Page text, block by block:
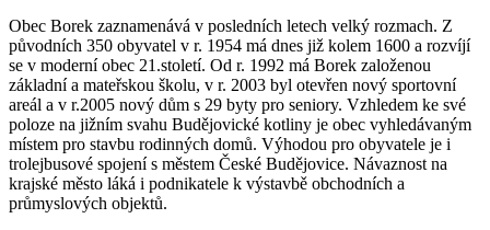
Obec Borek zaznamenává v posledních letech velký rozmach. Z
původních 350 obyvatel v r. 1954 má dnes již kolem 1600 a rozvíjí
se v moderní obec 21.století. Od r. 1992 má Borek založenou
základní a mateřskou školu, v r. 2003 byl otevřen nový sportovní
areál a v r.2005 nový dům s 29 byty pro seniory. Vzhledem ke své
poloze na jižním svahu Budějovické kotliny je obec vyhledávaným
místem pro stavbu rodinných domů. Výhodou pro obyvatele je i
trolejbusové spojení s městem České Budějovice. Návaznost na
krajské město láká i podnikatele k výstavbě obchodních a
průmyslových objektů.